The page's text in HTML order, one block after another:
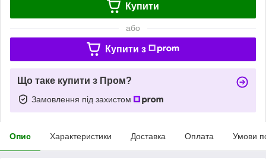
Купити
або
Купити з
Що таке купити з Пром?
Замовлення під захистом
Опис Характеристики Доставка Оплата Умови